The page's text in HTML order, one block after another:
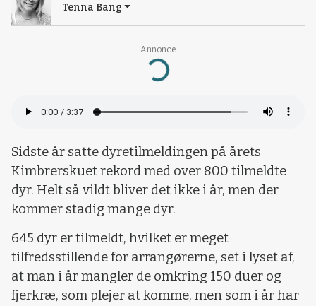
Annonce
Loading...
Tenna Bang
Sidste år satte dyretilmeldingen på årets
Kimbrerskuet rekord med over 800 tilmeldte
dyr. Helt så vildt bliver det ikke i år, men der
kommer stadig mange dyr.
645 dyr er tilmeldt, hvilket er meget
tilfredsstillende for arrangørerne, set i lyset af,
at man i år mangler de omkring 150 duer og
fjerkræ, som plejer at komme, men som i år har